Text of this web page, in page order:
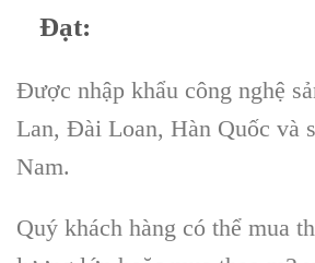
Đạt:
Được nhập khẩu công nghệ
Lan, Đài Loan, Hàn Quốc và
Nam.
Quý khách hàng có thể mua